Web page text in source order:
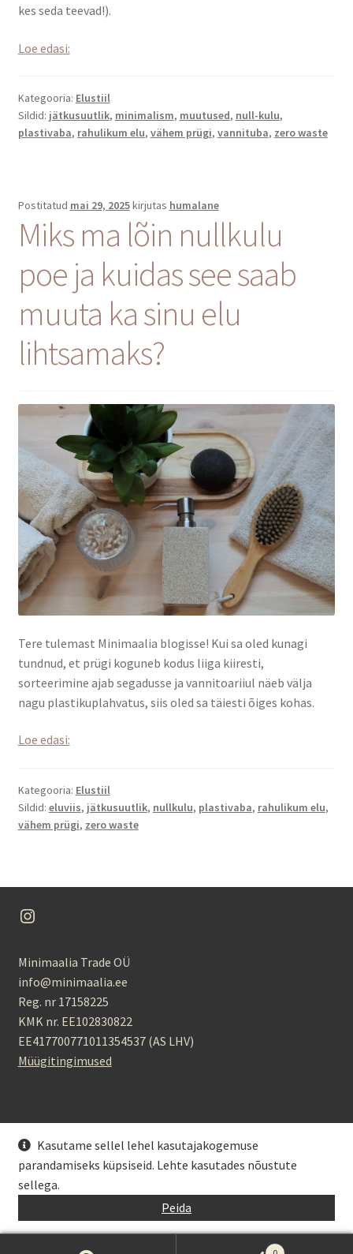
Kasutame sellel lehel kasutajakogemuse
parandamiseks küpsiseid. Lehte kasutades nõustute
sellega.
Peida
kes seda teevad!).
Loe edasi:3
plastivabama
vannitoa
Kategooria: Elustiil
Sildid: jätkusuutlik, minimalism, muutused, null-kulu,
plastivaba, rahulikum elu, vähem prügi, vannituba, zero waste
Postitatud mai 29, 2025kirjutas humalane
Miks ma lõin nullkulu
poe ja kuidas see saab
muuta ka sinu elu
lihtsamaks?
Tere tulemast Minimaalia blogisse! Kui sa oled kunagi
tundnud, et prügi koguneb kodus liiga kiiresti,
sorteerimine ajab segadusse ja vannitoariiul näeb välja
nagu plastikuplahvatus, siis oled sa täiesti õiges kohas.
Loe edasi:Miks
nullkulu
poe
sinu
elu
lihtsamaks?
Kategooria: Elustiil
Sildid: eluviis, jätkusuutlik, nullkulu, plastivaba, rahulikum elu,
vähem prügi, zero waste
Instagram
Minimaalia Trade OÜ
info@minimaalia.ee
Reg. nr 17158225
KMK nr. EE102830822
EE417700771011354537 (AS LHV)
Müügitingimused
© Minimaalia 2026
Privaatsuspoliitika
Kasutab WooCommerce.